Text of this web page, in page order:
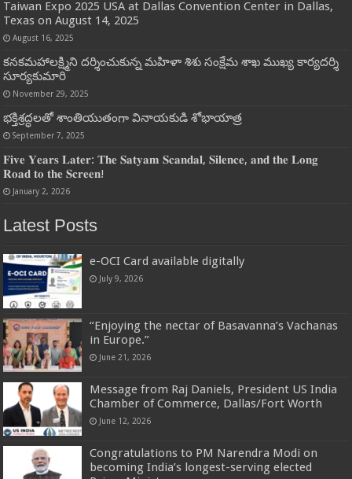
Taiwan Expo 2025 USA at Dallas Convention Center in Dallas,
Texas on August 14, 2025
August 16, 2025
కనకమహాలక్ష్మిని దర్శించుకున్న మహిళా శిశు సంక్షేమ శాఖ ముఖ్య కార్యదర్శి
సూర్యకుమారి
November 29, 2025
భక్తిశ్రద్ధలతో శాంతియుతంగా వినాయకుడి శోభాయాత్ర
September 7, 2025
𝐅𝐢𝐯𝐞 𝐘𝐞𝐚𝐫𝐬 𝐋𝐚𝐭𝐞𝐫: 𝐓𝐡𝐞 𝐒𝐚𝐭𝐲𝐚𝐦 𝐒𝐜𝐚𝐧𝐝𝐚𝐥, 𝐒𝐢𝐥𝐞𝐧𝐜𝐞, 𝐚𝐧𝐝 𝐭𝐡𝐞 𝐋𝐨𝐧𝐠
𝐑𝐨𝐚𝐝 𝐭𝐨 𝐭𝐡𝐞 𝐒𝐜𝐫𝐞𝐞𝐧!
January 2, 2026
Latest Posts
e-OCI Card available digitally
July 9, 2026
“Enjoying the nectar of Basavanna’s Vachanas
in Europe.”
June 21, 2026
Message from Raj Daniels, President US India
Chamber of Commerce, Dallas/Fort Worth
June 12, 2026
Congratulations to PM Narendra Modi on
becoming India’s longest-serving elected